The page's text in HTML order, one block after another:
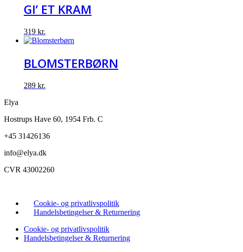
GI’ ET KRAM
319 kr.
BLOMSTERBØRN
289 kr.
Elya
Hostrups Have 60, 1954 Frb. C
+45 31426136
info@elya.dk
CVR 43002260
Cookie- og privatlivspolitik
Handelsbetingelser & Returnering
Cookie- og privatlivspolitik
Handelsbetingelser & Returnering